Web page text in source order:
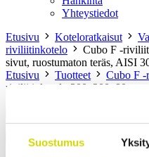
Suostumus
Yhteystiedot
Etusivu
Koteloratkaisut
riviliitinkotelo
Cubo F -
sivut, ruostumaton teräs, AISI
Etusivu
Tuotteet Cubo F
riviliitinkotelo 300x200x80mm,
Cubo F -